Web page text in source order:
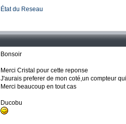
État du Reseau
Bonsoir
Merci Cristal pour cette reponse
J'aurais preferer de mon coté,un compteur
Merci beaucoup en tout cas
Ducobu